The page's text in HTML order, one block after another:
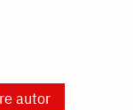
autor